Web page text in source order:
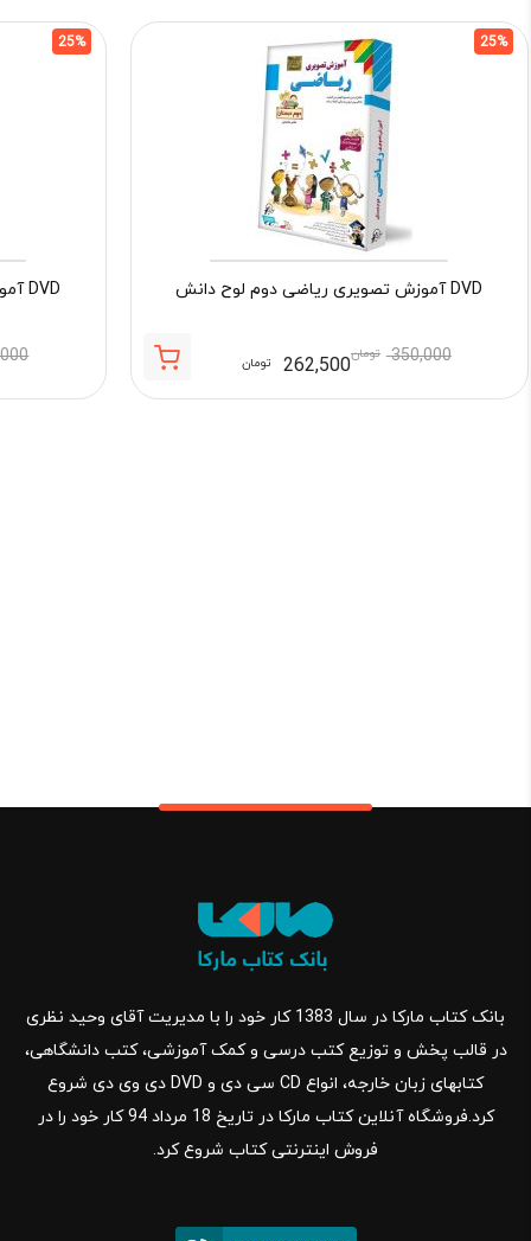
25%
DVD آموزش تصویری ریاضی دوم لوح دانش
350,000 تومان262,500 تومان
25%
DVD آموزش تصویری فارسی دوم لوح دانش
بانک کتاب مارکا در سال 1383 کار خود را با مدیریت آقای وحید نظری
در قالب پخش و توزیع کتب درسی و کمک آموزشی، کتب دانشگاهی،
کتابهای زبان خارجه، انواع CD سی دی و DVD دی وی دی شروع
کرد.فروشگاه آنلاین کتاب مارکا در تاریخ 18 مرداد 94 کار خود را در
فروش اینترنتی کتاب شروع کرد.